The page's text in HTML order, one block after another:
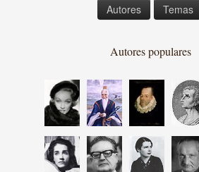
Autores Temas
Autores populares